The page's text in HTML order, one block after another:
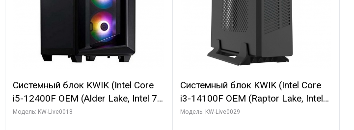
Системный блок KWIK (Intel Core
i5-12400F OEM (Alder Lake, Intel 7,
C6 0EC/6PC/T1/ 32 ГБ ОЗУ (2
Модель: KW-Live0018
Системный блок KWIK (Intel Core
i3-14100F OEM (Raptor Lake, Intel
7, C4 0EC/4PC/T/ 64 ГБ ОЗУ (2
Модель: KW-Live0029